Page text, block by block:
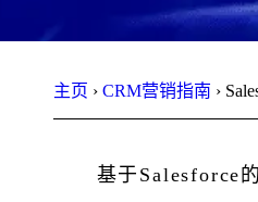
主页 › CRM营销指南 ›
基于Salesforce